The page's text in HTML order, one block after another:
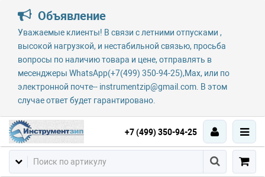
Объявление
Уважаемые клиенты! В связи с летними отпусками ,
высокой нагрузкой, и нестабильной связью, просьба
вопросы по наличию товара и цене, отправлять в
месенджеры WhatsApp(+7(499) 350-94-25),Max, или по
электронной почте-- instrumentzip@gmail.com. В этом
случае ответ будет гарантировано.
+7 (499) 350-94-25